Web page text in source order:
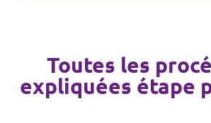
Toutes les
expliquées étape